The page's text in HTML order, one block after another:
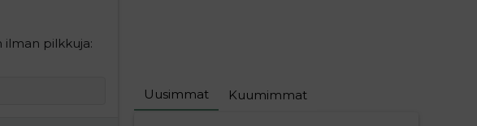
ilman pilkkuja:
Uusimmat Kuumimmat